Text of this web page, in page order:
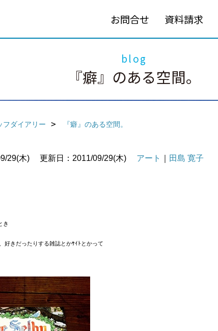
お問合せ 資料請求
blog
『癖』のある空間。
フダイアリー 『癖』のある空間。
29(木) 更新日：2011/09/29(木) アート 田島 寛子
き
好きだったりする雑誌とかｻｲﾄとかって